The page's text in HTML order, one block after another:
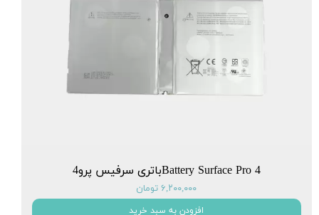
Battery Surface Pro 4باتری سرفیس پرو4
۶,۲۰۰,۰۰۰ تومان
افزودن به سبد خرید